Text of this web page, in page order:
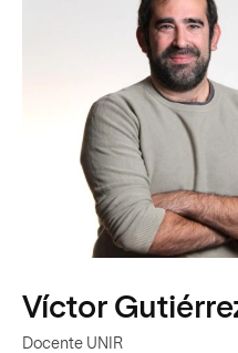
Víctor
Docente UNIR